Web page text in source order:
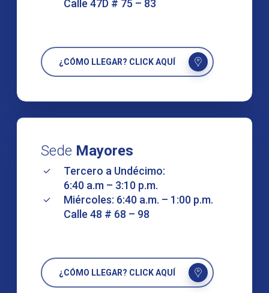
Calle 47D # 75 – 83
¿CÓMO LLEGAR? CLICK AQUÍ
Sede Mayores
Tercero a Undécimo:
6:40 a.m – 3:10 p.m.
Miércoles: 6:40 a.m. – 1:00 p.m.
Calle 48 # 68 – 98
¿CÓMO LLEGAR? CLICK AQUÍ